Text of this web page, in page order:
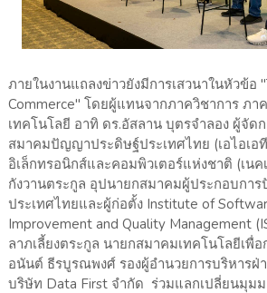
ภายในงานแถลงข่าวยังมีการเสวนาในหัวข้อ
Commerce" โดยผู้แทนจากภาควิชาการ ภา
เทคโนโลยี อาทิ ดร.อัสลาน บุตรจำลอง ผู้จัด
สมาคมปัญญาประดิษฐ์ประเทศไทย (เอไอเอ
อิเล็กทรอนิกส์และคอมพิวเตอร์แห่งชาติ (เ
กังวานตระกูล อุปนายกสมาคมผู้ประกอบกา
ประเทศไทยและผู้ก่อตั้ง Institute of
Improvement and Quality Management
ลาภเลี้ยงตระกูล นายกสมาคมเทคโนโลยีเพื่
อนันต์ ธีรบูรณพงศ์ รองผู้อำนวยการบริหารฝ่
บริษัท Data First จำกัด ร่วมแลกเปลี่ยนมุม